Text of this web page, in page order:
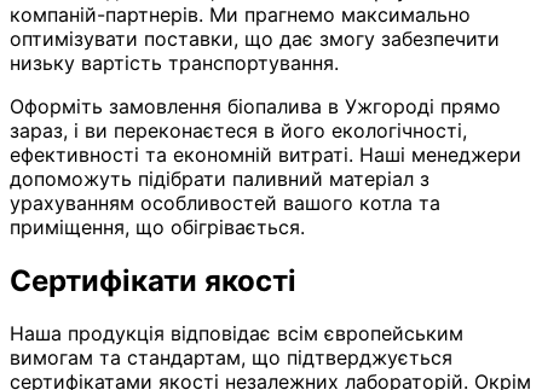
компаній-партнерів. Ми прагнемо максимально
оптимізувати поставки, що дає змогу забезпечити
низьку вартість транспортування.
Оформіть замовлення біопалива в Ужгороді прямо
зараз, і ви переконаєтеся в його екологічності,
ефективності та економній витраті. Наші менеджери
допоможуть підібрати паливний матеріал з
урахуванням особливостей вашого котла та
приміщення, що обігрівається.
Сертифікати якості
Наша продукція відповідає всім європейським
вимогам та стандартам, що підтверджується
сертифікатами якості незалежних лабораторій. Окрім